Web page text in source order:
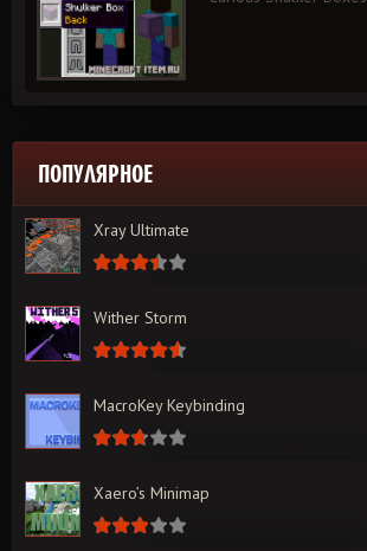
ПОПУЛЯРНОЕ
Xray Ultimate
Wither Storm
MacroKey Keybinding
Xaero’s Minimap